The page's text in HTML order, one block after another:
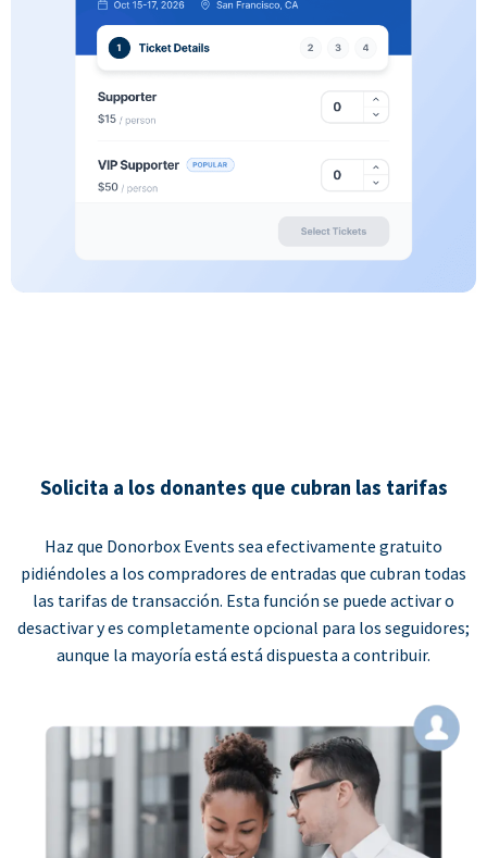
Solicita a los donantes que cubran las tarifas
Haz que Donorbox Events sea efectivamente gratuito
pidiéndoles a los compradores de entradas que cubran todas
las tarifas de transacción. Esta función se puede activar o
desactivar y es completamente opcional para los seguidores;
aunque la mayoría está está dispuesta a contribuir.